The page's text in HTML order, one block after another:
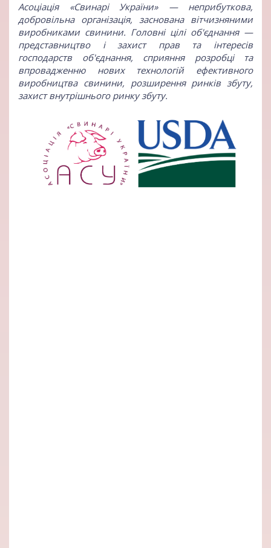
Асоціація «Свинарі України»— неприбуткова,
добровільна організація, заснована вітчизняними
виробниками свинини. Головні цілі об'єднання —
представництво і захист прав та інтересів
господарств об'єднання, сприяння розробці та
впровадженню нових технологій ефективного
виробництва свинини, розширення ринків збуту,
захист внутрішнього ринку збуту.